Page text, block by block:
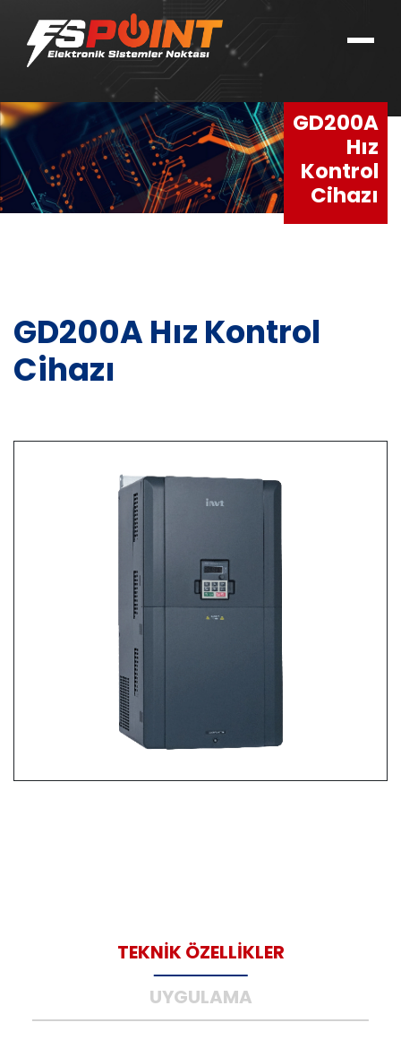
GD200A
Hız
Kontrol
Cihazı
GD200A Hız Kontrol
Cihazı
TEKNİK ÖZELLİKLER
UYGULAMA